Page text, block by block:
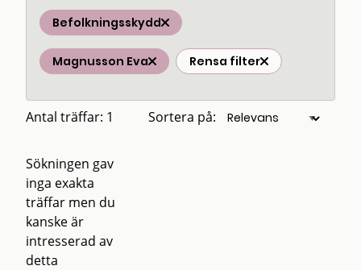
Befolkningsskydd
Magnusson Eva Rensa filter
Antal träffar: 1 Sortera på:
Sökningen gav
inga exakta
träffar men du
kanske är
intresserad av
detta